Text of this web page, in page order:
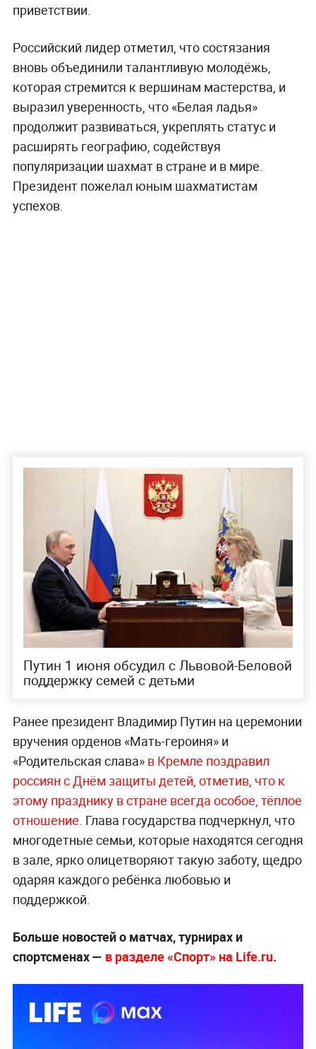
приветствии.
Российский лидер отметил, что состязания
вновь объединили талантливую молодёжь,
которая стремится к вершинам мастерства, и
выразил уверенность, что «Белая ладья»
продолжит развиваться, укреплять статус и
расширять географию, содействуя
популяризации шахмат в стране и в мире.
Президент пожелал юным шахматистам
успехов.
Путин 1 июня обсудил с Львовой-Беловой
поддержку семей с детьми
Ранее президент Владимир Путин на церемонии
вручения орденов «Мать-героиня» и
«Родительская слава» в Кремле поздравил
россиян с Днём защиты детей, отметив, что к
этому празднику в стране всегда особое, тёплое
отношение. Глава государства подчеркнул, что
многодетные семьи, которые находятся сегодня
в зале, ярко олицетворяют такую заботу, щедро
одаряя каждого ребёнка любовью и
поддержкой.
Больше новостей о матчах, турнирах и
спортсменах — в разделе «Спорт» на Life.ru.